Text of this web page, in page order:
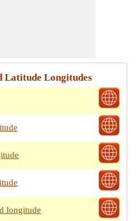
Latitude Longitudes
longitude